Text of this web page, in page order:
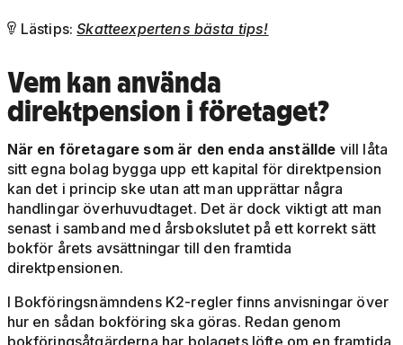
 Lästips:Skatteexpertens bästa tips!
Vem kan använda
direktpension i företaget?
När en företagare som är den enda anställde vill låta
sitt egna bolag bygga upp ett kapital för direktpension
kan det i princip ske utan att man upprättar några
handlingar överhuvudtaget. Det är dock viktigt att man
senast i samband med årsbokslutet på ett korrekt sätt
bokför årets avsättningar till den framtida
direktpensionen.
I Bokföringsnämndens K2-regler finns anvisningar över
hur en sådan bokföring ska göras. Redan genom